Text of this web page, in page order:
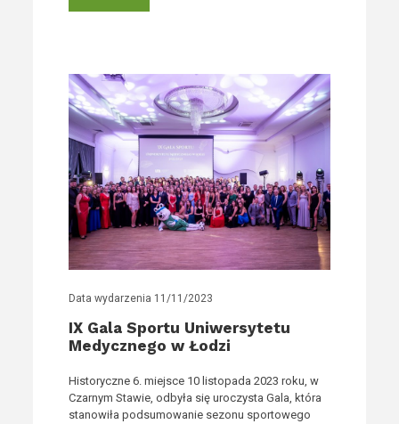
Data wydarzenia 11/11/2023
IX Gala Sportu Uniwersytetu
Medycznego w Łodzi
Historyczne 6. miejsce 10 listopada 2023 roku, w
Czarnym Stawie, odbyła się uroczysta Gala, która
stanowiła podsumowanie sezonu sportowego